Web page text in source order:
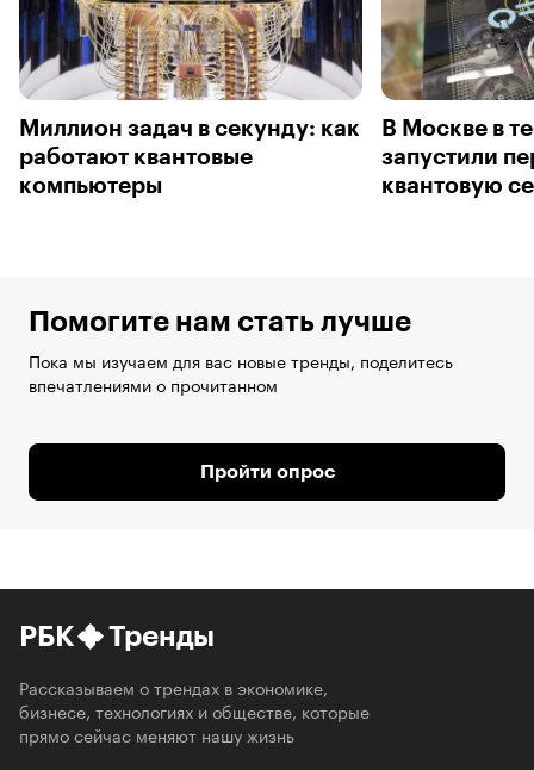
Миллион задач в секунду: как
работают квантовые
компьютеры
В Москве в
запустили
квантовую
Помогите нам стать лучше
Пока мы изучаем для вас новые тренды, поделитесь
впечатлениями о прочитанном
Пройти опрос
РБК Тренды
Рассказываем о трендах в экономике,
бизнесе, технологиях и обществе, которые
прямо сейчас меняют нашу жизнь